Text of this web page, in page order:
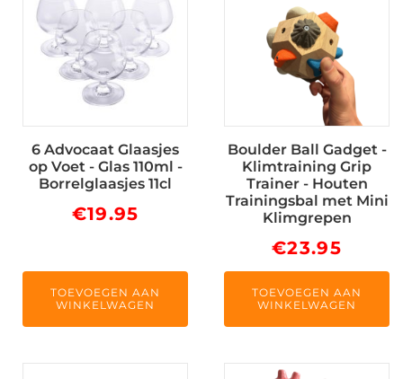
6 Advocaat Glaasjes
op Voet - Glas 110ml -
Borrelglaasjes 11cl
€19.95
TOEVOEGEN AAN
WINKELWAGEN
Boulder Ball Gadget -
Klimtraining Grip
Trainer - Houten
Trainingsbal met Mini
Klimgrepen
€23.95
TOEVOEGEN AAN
WINKELWAGEN